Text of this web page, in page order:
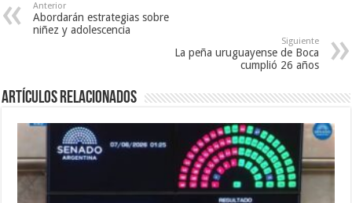
Anterior
Abordarán estrategias sobre
niñez y adolescencia
Siguiente
La peña uruguayense de Boca
cumplió 26 años
Artículos Relacionados